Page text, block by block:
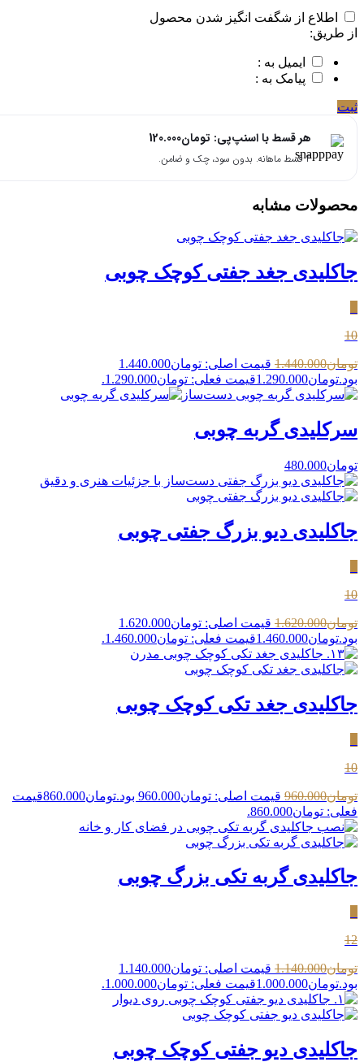
اطلاع از شگفت انگیز شدن محصول
از طریق:
ایمیل به :
پیامک به :
ثبت
هر قسط با اسنپ‌پی: تومان120.000
۴ قسط ماهانه. بدون سود، چک و ضامن.
محصولات مشابه
جاکلیدی جغد جفتی کوچک چوبی
10
تومان1.440.000
قیمت اصلی: تومان1.440.000
بود.تومان1.290.000قیمت فعلی: تومان1.290.000.
سرکلیدی گربه چوبی
تومان480.000
جاکلیدی دیو بزرگ جفتی چوبی
10
تومان1.620.000
قیمت اصلی: تومان1.620.000
بود.تومان1.460.000قیمت فعلی: تومان1.460.000.
جاکلیدی جغد تکی کوچک چوبی
10
تومان960.000 قیمت اصلی: تومان960.000 بود. تومان860.000قیمت
فعلی: تومان860.000.
جاکلیدی گربه تکی بزرگ چوبی
12
تومان1.140.000
قیمت اصلی: تومان1.140.000
بود.تومان1.000.000قیمت فعلی: تومان1.000.000.
جاکلیدی دیو جفتی کوچک چوبی